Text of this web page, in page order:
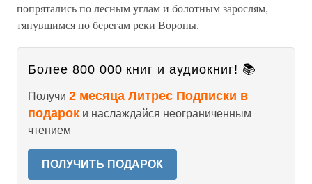
попрятались по лесным углам и болотным зарослям,
тянувшимся по берегам реки Вороны.
Более 800 000 книг и аудиокниг! 📚
Получи 2 месяца Литрес Подписки в
подарок и наслаждайся неограниченным
чтением
ПОЛУЧИТЬ ПОДАРОК